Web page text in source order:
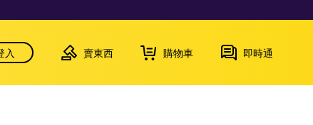
入 賣東西 購物車 即時通